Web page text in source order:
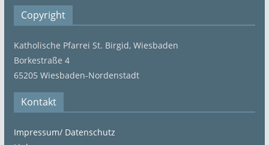
Copyright
Katholische Pfarrei St. Birgid, Wiesbaden
Borkestraße 4
65205 Wiesbaden-Nordenstadt
Kontakt
Impressum/ Datenschutz